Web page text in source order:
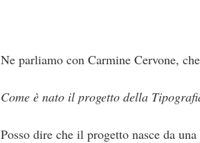
Ne parliamo con Carmine Cervone,
Come è nato il progetto della
Posso dire che il progetto nasce da